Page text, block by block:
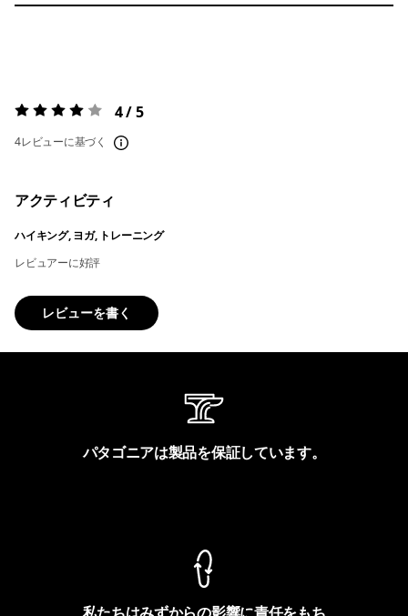
評価:4 / 5 4 / 5
4レビューに基づく
アクティビティ
ハイキング, ヨガ, トレーニング
レビュアーに好評
レビューを書く
パタゴニアは製品を保証しています。